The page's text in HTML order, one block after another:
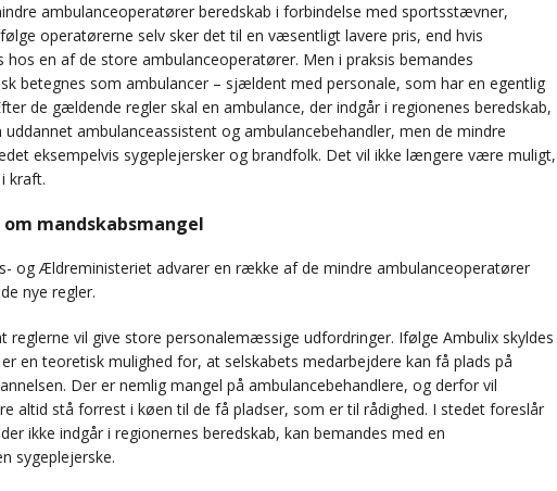
ambulanceoperatører beredskab i forbindelse med sportsstævner,
operatørerne selv sker det til en væsentligt lavere pris, end hvis
hos en af de store ambulanceoperatører. Men i praksis bemandes
betegnes som ambulancer – sjældent med personale, som har en egentlig
de gældende regler skal en ambulance, der indgår i regionenes beredskab,
ambulanceassistent og ambulancebehandler, men de mindre
eksempelvis sygeplejersker og brandfolk. Det vil ikke længere være muligt,
kraft.
mandskabsmangel
og Ældreministeriet advarer en række af de mindre ambulanceoperatører
nye regler.
reglerne vil give store personalemæssige udfordringer. Ifølge Ambulix skyldes
en teoretisk mulighed for, at selskabets medarbejdere kan få plads på
Der er nemlig mangel på ambulancebehandlere, og derfor vil
altid stå forrest i køen til de få pladser, som er til rådighed. I stedet foreslår
ikke indgår i regionernes beredskab, kan bemandes med en
sygeplejerske.